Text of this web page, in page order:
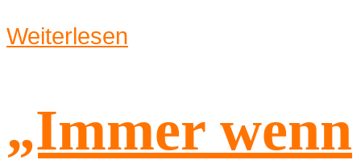
Weiterlesen
„Immer wenn